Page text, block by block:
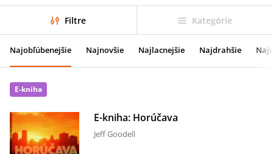
Filtre Kategórie
Najobľúbenejšie Najnovšie Najlacnejšie Najdrahšie
E-kniha
E-kniha: Horúčava
Jeff Goodell